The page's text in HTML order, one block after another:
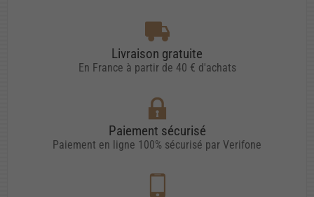
Livraison gratuite
En France à partir de 40 € d'achats
Paiement sécurisé
Paiement en ligne 100% sécurisé par Verifone